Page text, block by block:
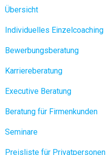
Übersicht
Individuelles Einzelcoaching
Bewerbungsberatung
Karriereberatung
Executive Beratung
Beratung für Firmenkunden
Seminare
Preisliste für Privatpersonen